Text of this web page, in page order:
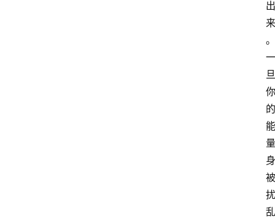
出
来
。
一
旦
你
的
能
量
身
被
扰
乱